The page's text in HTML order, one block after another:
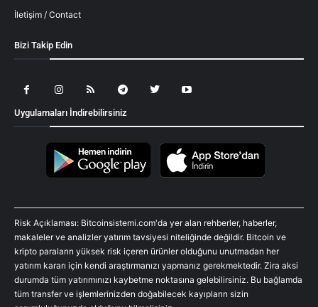
İletişim / Contact
Bizi Takip Edin
Uygulamaları İndirebilirsiniz
Risk Açıklaması: Bitcoinsistemi.com'da yer alan rehberler, haberler,
makaleler ve analizler yatırım tavsiyesi niteliğinde değildir. Bitcoin ve
kripto paraların yüksek risk içeren ürünler olduğunu unutmadan her
yatırım kararı için kendi araştırmanızı yapmanız gerekmektedir. Zira aksi
durumda tüm yatırımınızı kaybetme noktasına gelebilirsiniz. Bu bağlamda
tüm transfer ve işlemlerinizden doğabilecek kayıpların sizin